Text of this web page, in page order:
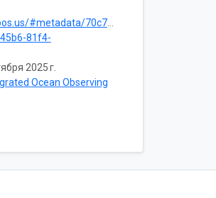
b252-4c3d-9f27-e4cba9300537/project
81f4-
2025 г.
Ocean Observing